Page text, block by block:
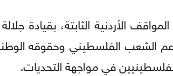
الأردنية الثابتة، بقيادة
الشعب الفلسطيني وحقوقه
في مواجهة التحديات.